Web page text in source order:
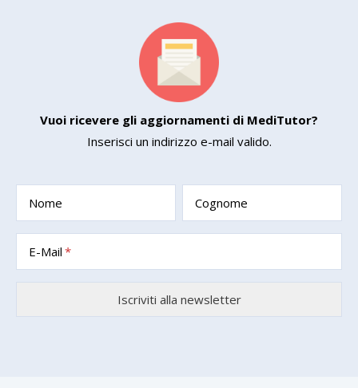
Vuoi ricevere gli aggiornamenti di MediTutor?
Inserisci un indirizzo e-mail valido.
Nome Cognome
E-Mail